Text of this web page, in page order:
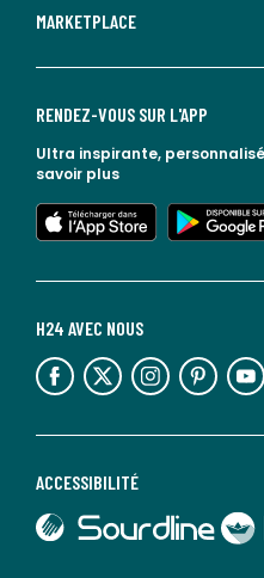
MARKETPLACE
ACCESSIBILITÉ
lien vers Sourdline
lien vers Faciliti
H24 AVEC NOUS
lien vers l'espace réseaux sociaux lien vers l'espace réseaux sociaux lien vers l'espace réseaux sociaux lien vers l'espace réseaux sociaux lien vers l'espace réseaux
RENDEZ-VOUS SUR L'APP
Ultra inspirante,
savoir plus
lien vers l'app store
lien vers google play